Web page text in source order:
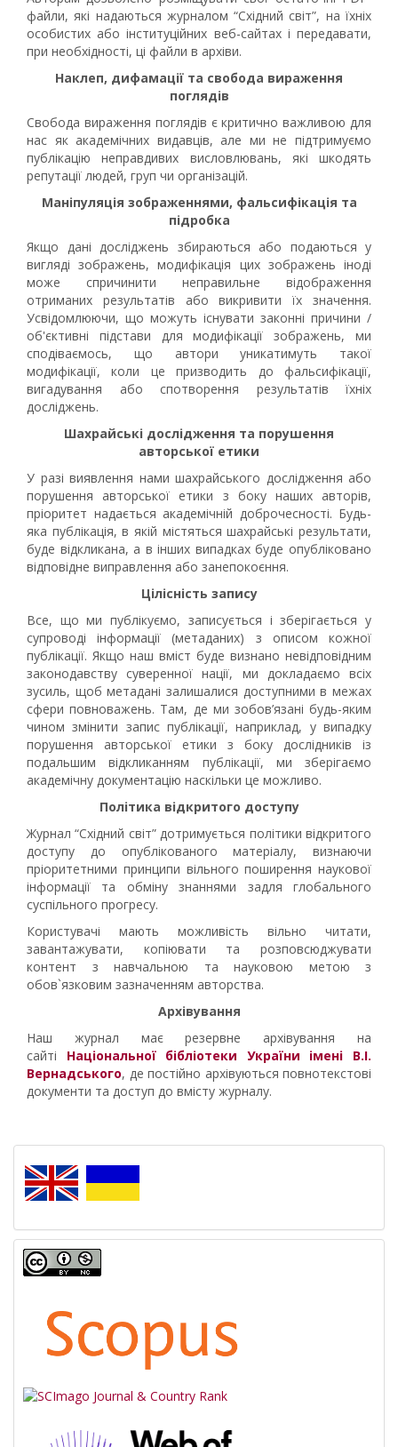
файли, які надаються журналом “Східний світ”, на їхніх
особистих або інституційних веб-сайтах і передавати,
при необхідності, ці файли в архіви.
Наклеп, дифамації та свобода вираження
поглядів
Свобода вираження поглядів є критично важливою для
нас як академічних видавців, але ми не підтримуємо
публікацію неправдивих висловлювань, які шкодять
репутації людей, груп чи організацій.
Маніпуляція зображеннями, фальсифікація та
підробка
Якщо дані досліджень збираються або подаються у
вигляді зображень, модифікація цих зображень іноді
може спричинити неправильне відображення
отриманих результатів або викривити їх значення.
Усвідомлюючи, що можуть існувати законні причини /
об'єктивні підстави для модифікації зображень, ми
сподіваємось, що автори уникатимуть такої
модифікації, коли це призводить до фальсифікації,
вигадування або спотворення результатів їхніх
досліджень.
Шахрайські дослідження та порушення
авторської етики
У разі виявлення нами шахрайського дослідження або
порушення авторської етики з боку наших авторів,
пріоритет надається академічній доброчесності. Будь-
яка публікація, в якій містяться шахрайські результати,
буде відкликана, а в інших випадках буде опубліковано
відповідне виправлення або занепокоєння.
Цілісність запису
Все, що ми публікуємо, записується і зберігається у
супроводі інформації (метаданих) з описом кожної
публікації. Якщо наш вміст буде визнано невідповідним
законодавству суверенної нації, ми докладаємо всіх
зусиль, щоб метадані залишалися доступними в межах
сфери повноважень. Там, де ми зобов’язані будь-яким
чином змінити запис публікації, наприклад, у випадку
порушення авторської етики з боку дослідників із
подальшим відкликанням публікації, ми зберігаємо
академічну документацію наскільки це можливо.
Політика відкритого доступу
Журнал “Східний світ” дотримується політики відкритого
доступу до опублікованого матеріалу, визнаючи
пріоритетними принципи вільного поширення наукової
інформації та обміну знаннями задля глобального
суспільного прогресу.
Користувачі мають можливість вільно читати,
завантажувати, копіювати та розповсюджувати
контент з навчальною та науковою метою з
обов`язковим зазначенням авторства.
Архівування
Наш журнал має резервне архівування на
сайті Національної бібліотеки України імені В.І.
Вернадського, де постійно архівуються повнотекстові
документи та доступ до вмісту журналу.